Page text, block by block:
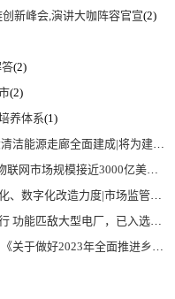
创新峰会,演讲大咖阵容官宣(2)
(2)
(2)
养体系(1)
体系、保障国家能源安全、实现“双碳”目标提供有力支撑
智慧工厂、智慧城市、智慧电网等将占60%以上
业和信息化部 关于促进企业计量能力提升的指导意见
敌大型电厂，已入选国际典型案例
全面推进乡村振兴重点工作的意见》发布